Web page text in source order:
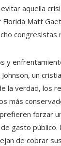
aquella
Matt
congresistas
y
un
la verdad, los
más
forzar
gasto
de cobrar